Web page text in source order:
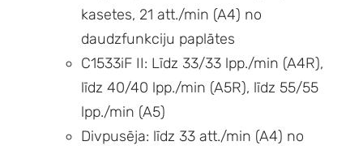
kasetes, 21 att./min (A4) no
daudzfunkciju paplātes
C1533iF II: Līdz 33/33 lpp./min (A4R),
līdz 40/40 lpp./min (A5R), līdz 55/55
lpp./min (A5)
Divpusēja: līdz 33 att./min (A4) no